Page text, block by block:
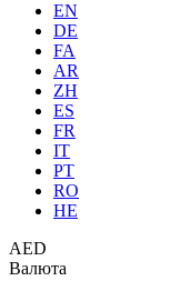
EN
DE
FA
AR
ZH
ES
FR
IT
PT
RO
HE
AED
Валюта